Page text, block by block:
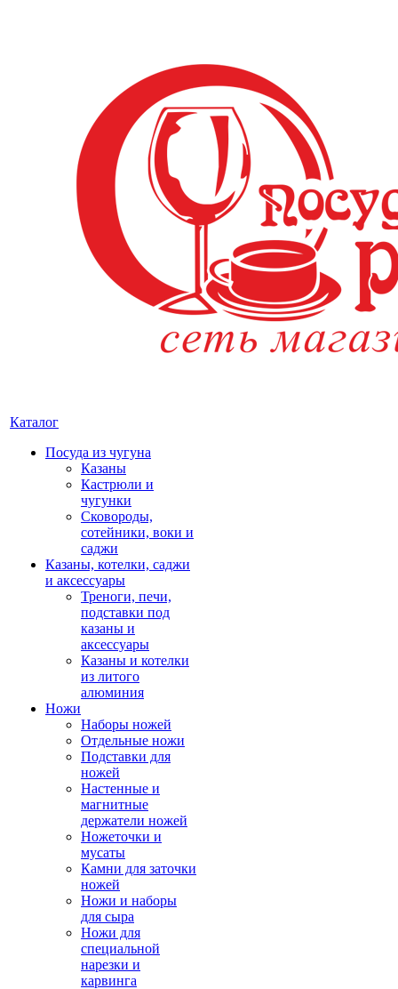
Каталог
Посуда из чугуна
Казаны
Кастрюли и
чугунки
Сковороды,
сотейники, воки и
саджи
Казаны, котелки, саджи
и аксессуары
Треноги, печи,
подставки под
казаны и
аксессуары
Казаны и котелки
из литого
алюминия
Ножи
Наборы ножей
Отдельные ножи
Подставки для
ножей
Настенные и
магнитные
держатели ножей
Ножеточки и
мусаты
Камни для заточки
ножей
Ножи и наборы
для сыра
Ножи для
специальной
нарезки и
карвинга